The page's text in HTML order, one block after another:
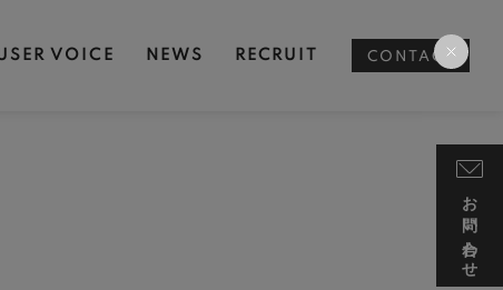
VOICE NEWS RECRUIT CONTACT
お問い合わせ